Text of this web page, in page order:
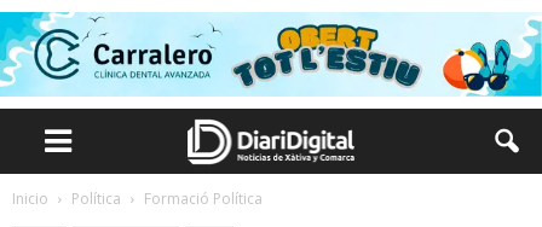
Inicio Política Formació Política